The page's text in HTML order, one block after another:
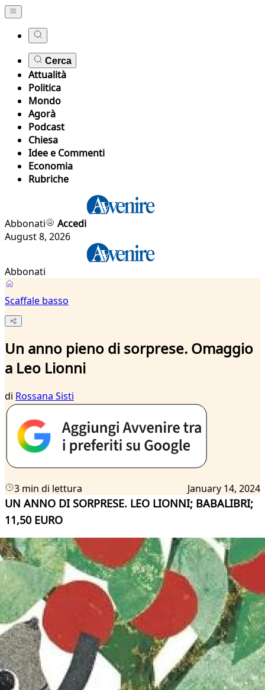
Cerca
Attualità
Politica
Mondo
Agorà
Podcast
Chiesa
Idee e Commenti
Economia
Rubriche
Abbonati
Accedi
August 8, 2026
Abbonati
Scaffale basso
Un anno pieno di sorprese. Omaggio
a Leo Lionni
di Rossana Sisti
3 min di lettura January 14, 2024
UN ANNO DI SORPRESE. LEO LIONNI; BABALIBRI;
11,50 EURO